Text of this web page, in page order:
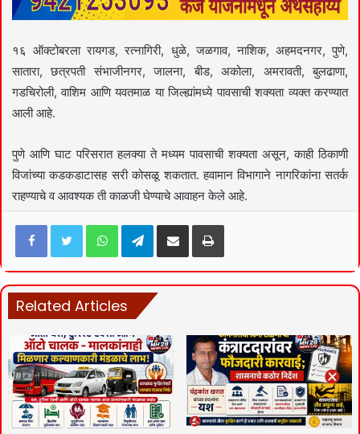
१६ ऑक्टोबरला रायगड, रत्नागिरी, धुळे, जळगाव, नाशिक, अहमदनगर, पुणे,
सातारा, छत्रपती संभाजीनगर, जालना, बीड, अकोला, अमरावती, बुलढाणा,
गडचिरोली, वाशिम आणि यवतमाळ या जिल्ह्यांमध्ये पावसाची शक्यता व्यक्त करण्यात
आली आहे.
पुणे आणि घाट परिसरात हलक्या ते मध्यम पावसाची शक्यता असून, काही ठिकाणी
विजांच्या कडकडाटासह सरी कोसळू शकतात. हवामान विभागाने नागरिकांना सतर्क
राहण्याचे व आवश्यक ती काळजी घेण्याचे आवाहन केले आहे.
FacebookTwitterWhatsAppTelegramShare via Email Print
Related Articles